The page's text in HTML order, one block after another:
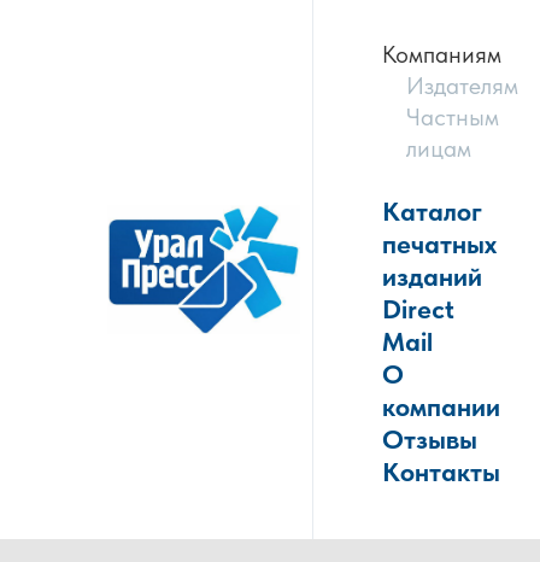
Компаниям
Издателям
Частным
лицам
Каталог
печатных
изданий
Direct
Mail
О
компании
Отзывы
Контакты